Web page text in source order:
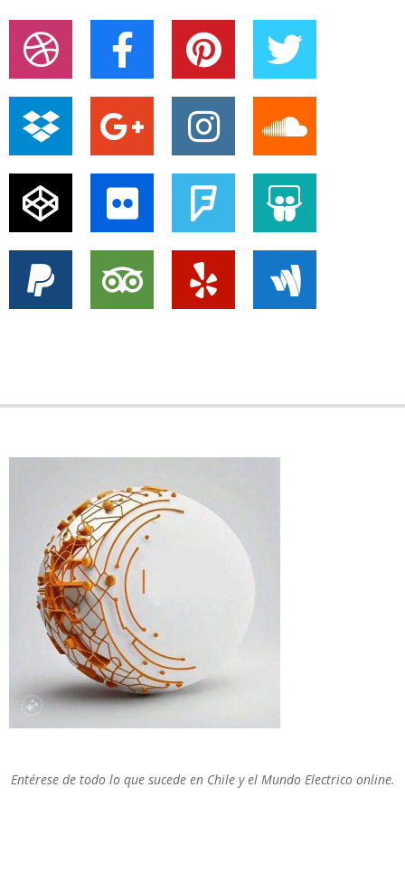
Entérese de todo lo que sucede en Chile y el Mundo Electrico online.